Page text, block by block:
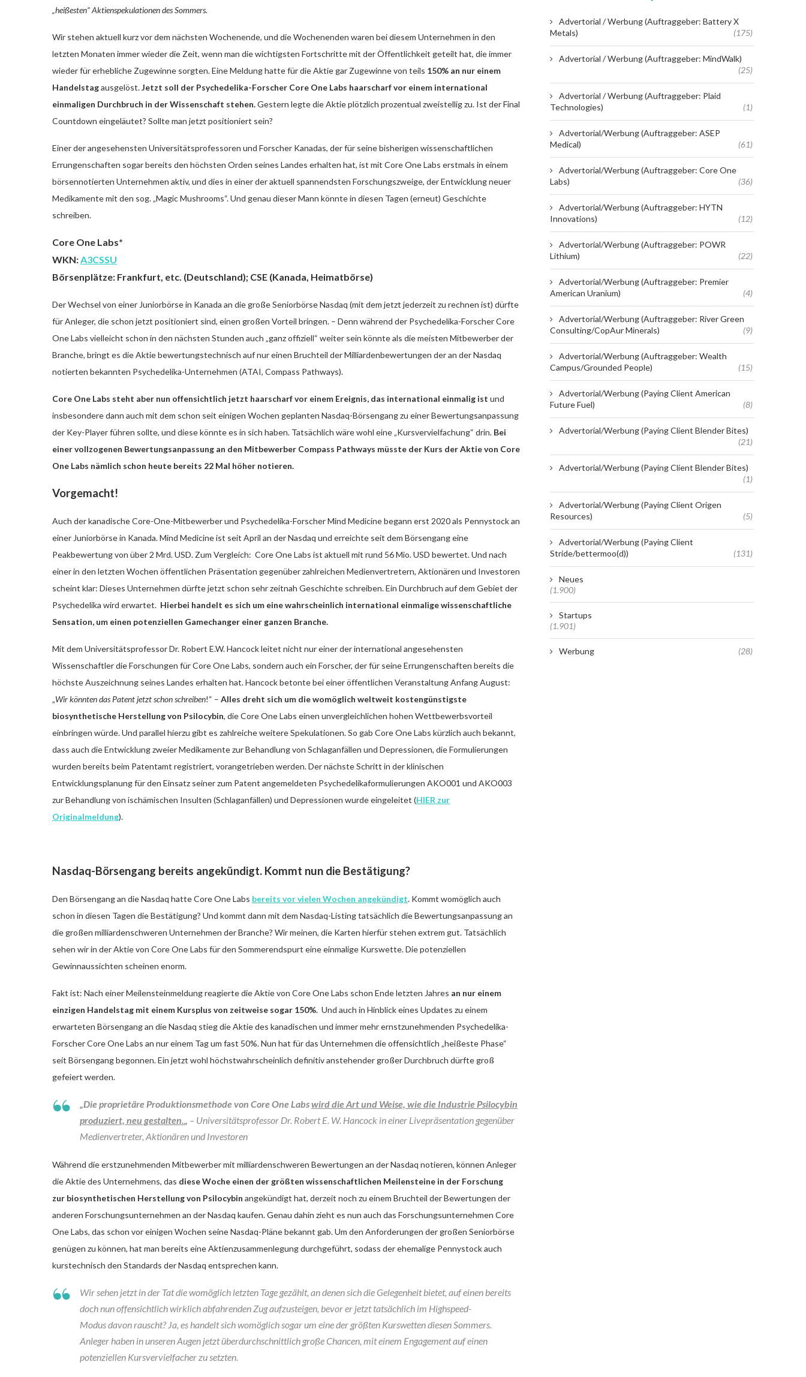
„heißesten“ Aktienspekulationen des Sommers.
Wir stehen aktuell kurz vor dem nächsten Wochenende, und die Wochenenden waren bei diesem Unternehmen in den
letzten Monaten immer wieder die Zeit, wenn man die wichtigsten Fortschritte mit der Öffentlichkeit geteilt hat, die immer
wieder für erhebliche Zugewinne sorgten. Eine Meldung hatte für die Aktie gar Zugewinne von teils 150% an nur einem
Handelstagausgelöst.Jetzt soll der Psychedelika-Forscher Core One Labs haarscharf vor einem international
einmaligen Durchbruch in der Wissenschaft stehen.Gestern legte die Aktie plötzlich prozentual zweistellig zu. Ist der Final
Countdown eingeläutet? Sollte man jetzt positioniert sein?
Einer der angesehensten Universitätsprofessoren und Forscher Kanadas, der für seine bisherigen wissenschaftlichen
Errungenschaften sogar bereits den höchsten Orden seines Landes erhalten hat, ist mit Core One Labs erstmals in einem
börsennotierten Unternehmen aktiv, und dies in einer der aktuell spannendsten Forschungszweige, der Entwicklung neuer
Medikamente mit den sog. „Magic Mushrooms“. Und genau dieser Mann könnte in diesen Tagen (erneut) Geschichte
schreiben.
Core One Labs*
WKN:A3CSSU
Börsenplätze: Frankfurt, etc. (Deutschland); CSE (Kanada, Heimatbörse)
Der Wechsel von einer Juniorbörse in Kanada an die große Seniorbörse Nasdaq (mit dem jetzt jederzeit zu rechnen ist) dürfte
für Anleger, die schon jetzt positioniert sind, einen großen Vorteil bringen. – Denn während der Psychedelika-Forscher Core
One Labs vielleicht schon in den nächsten Stunden auch „ganz offiziell“ weiter sein könnte als die meisten Mitbewerber der
Branche, bringt es die Aktie bewertungstechnisch auf nur einen Bruchteil der Milliardenbewertungen der an der Nasdaq
notierten bekannten Psychedelika-Unternehmen (ATAI, Compass Pathways).
Core One Labs steht aber nun offensichtlich jetzt haarscharf vor einem Ereignis, das international einmalig ist und
insbesondere dann auch mit dem schon seit einigen Wochen geplanten Nasdaq-Börsengang zu einer Bewertungsanpassung
der Key-Player führen sollte, und diese könnte es in sich haben. Tatsächlich wäre wohl eine „Kursvervielfachung“ drin. Bei
einer vollzogenen Bewertungsanpassung an den Mitbewerber Compass Pathways müsste der Kurs der Aktie von Core
One Labs nämlich schon heute bereits 22 Mal höher notieren.
Vorgemacht!
Auch der kanadische Core-One-Mitbewerber und Psychedelika-Forscher Mind Medicine begann erst 2020 als Pennystock an
einer Juniorbörse in Kanada. Mind Medicine ist seit April an der Nasdaq und erreichte seit dem Börsengang eine
Peakbewertung von über 2 Mrd. USD. Zum Vergleich: Core One Labs ist aktuell mit rund 56 Mio. USD bewertet. Und nach
einer in den letzten Wochen öffentlichen Präsentation gegenüber zahlreichen Medienvertretern, Aktionären und Investoren
scheint klar: Dieses Unternehmen dürfte jetzt schon sehr zeitnah Geschichte schreiben. Ein Durchbruch auf dem Gebiet der
Psychedelika wird erwartet. Hierbei handelt es sich um eine wahrscheinlich international einmalige wissenschaftliche
Sensation, um einen potenziellen Gamechanger einer ganzen Branche.
Mit dem Universitätsprofessor Dr. Robert E.W. Hancock leitet nicht nur einer der international angesehensten
Wissenschaftler die Forschungen für Core One Labs, sondern auch ein Forscher, der für seine Errungenschaften bereits die
höchste Auszeichnung seines Landes erhalten hat. Hancock betonte bei einer öffentlichen Veranstaltung Anfang August:
„Wir könnten das Patent jetzt schon schreiben!“ – Alles dreht sich um die womöglich weltweit kostengünstigste
biosynthetische Herstellung von Psilocybin, die Core One Labs einen unvergleichlichen hohen Wettbewerbsvorteil
einbringen würde. Und parallel hierzu gibt es zahlreiche weitere Spekulationen. So gab Core One Labs kürzlich auch bekannt,
dass auch die Entwicklung zweier Medikamente zur Behandlung von Schlaganfällen und Depressionen, die Formulierungen
wurden bereits beim Patentamt registriert, vorangetrieben werden. Der nächste Schritt in der klinischen
Entwicklungsplanung für den Einsatz seiner zum Patent angemeldeten Psychedelikaformulierungen AKO001 und AKO003
zur Behandlung von ischämischen Insulten (Schlaganfällen) und Depressionen wurde eingeleitet (HIER zur
Originalmeldung).
Nasdaq-Börsengang bereits angekündigt. Kommt nun die Bestätigung?
Den Börsengang an die Nasdaq hatte Core One Labs bereits vor vielen Wochen angekündigt. Kommt womöglich auch
schon in diesen Tagen die Bestätigung? Und kommt dann mit dem Nasdaq-Listing tatsächlich die Bewertungsanpassung an
die großen milliardenschweren Unternehmen der Branche? Wir meinen, die Karten hierfür stehen extrem gut. Tatsächlich
sehen wir in der Aktie von Core One Labs für den Sommerendspurt eine einmalige Kurswette. Die potenziellen
Gewinnaussichten scheinen enorm.
Fakt ist: Nach einer Meilensteinmeldung reagierte die Aktie von Core One Labs schon Ende letzten Jahres an nur einem
einzigen Handelstag mit einem Kursplus von zeitweise sogar 150%. Und auch in Hinblick eines Updates zu einem
erwarteten Börsengang an die Nasdaq stieg die Aktie des kanadischen und immer mehr ernstzunehmenden Psychedelika-
Forscher Core One Labs an nur einem Tag um fast 50%. Nun hat für das Unternehmen die offensichtlich „heißeste Phase“
seit Börsengang begonnen. Ein jetzt wohl höchstwahrscheinlich definitiv anstehender großer Durchbruch dürfte groß
gefeiert werden.
„Die proprietäre Produktionsmethode von Core One Labswird die Art und Weise, wie die Industrie Psilocybin
produziert, neu gestalten.„ – Universitätsprofessor Dr. Robert E. W. Hancock in einer Livepräsentation gegenüber
Medienvertreter, Aktionären und Investoren
Während die erstzunehmenden Mitbewerber mit milliardenschweren Bewertungen an der Nasdaq notieren, können Anleger
die Aktie des Unternehmens, das diese Woche einen der größten wissenschaftlichen Meilensteine in der Forschung
zur biosynthetischen Herstellung von Psilocybin angekündigt hat, derzeit noch zu einem Bruchteil der Bewertungen der
anderen Forschungsunternehmen an der Nasdaq kaufen. Genau dahin zieht es nun auch das Forschungsunternehmen Core
One Labs, das schon vor einigen Wochen seine Nasdaq-Pläne bekannt gab. Um den Anforderungen der großen Seniorbörse
genügen zu können, hat man bereits eine Aktienzusammenlegung durchgeführt, sodass der ehemalige Pennystock auch
kurstechnisch den Standards der Nasdaq entsprechen kann.
Wir sehen jetzt in der Tat die womöglich letzten Tage gezählt, an denen sich die Gelegenheit bietet, auf einen bereits
doch nun offensichtlich wirklich abfahrenden Zug aufzusteigen, bevor er jetzt tatsächlich im Highspeed-
Modus davon rauscht? Ja, es handelt sich womöglich sogar um eine der größten Kurswetten diesen Sommers.
Anleger haben in unseren Augen jetzt überdurchschnittlich große Chancen, mit einem Engagement auf einen
potenziellen Kursvervielfacher zu setzten.
Advertorial / Werbung (Auftraggeber: Battery X
Metals)
(175)
Advertorial / Werbung (Auftraggeber: MindWalk)
(25)
Advertorial / Werbung (Auftraggeber: Plaid
Technologies)
(1)
Advertorial/Werbung (Auftraggeber: ASEP
Medical)
(61)
Advertorial/Werbung (Auftraggeber: Core One
Labs)
(36)
Advertorial/Werbung (Auftraggeber: HYTN
Innovations)
(12)
Advertorial/Werbung (Auftraggeber: POWR
Lithium)
(22)
Advertorial/Werbung (Auftraggeber: Premier
American Uranium)
(4)
Advertorial/Werbung (Auftraggeber: River Green
Consulting/CopAur Minerals)
(9)
Advertorial/Werbung (Auftraggeber: Wealth
Campus/Grounded People)
(15)
Advertorial/Werbung (Paying Client American
Future Fuel)
(8)
Advertorial/Werbung (Paying Client Blender Bites)
(21)
Advertorial/Werbung (Paying Client Blender Bites)
(1)
Advertorial/Werbung (Paying Client Origen
Resources)
(5)
Advertorial/Werbung (Paying Client
Stride/bettermoo(d))
(131)
Neues
(1.900)
Startups
(1.901)
Werbung (28)